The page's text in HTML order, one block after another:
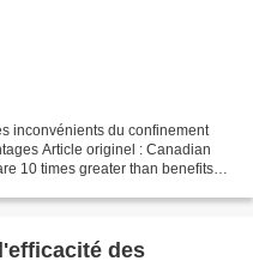
inconvénients du confinement
Article originel : Canadian
10 times greater than benefits
des